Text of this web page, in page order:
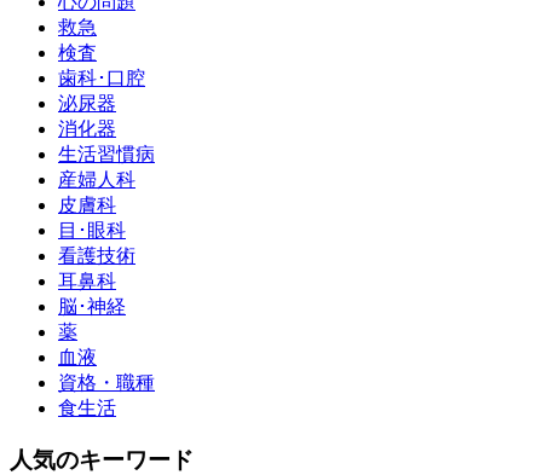
救急
検査
歯科･口腔
泌尿器
消化器
生活習慣病
産婦人科
皮膚科
目･眼科
看護技術
耳鼻科
脳･神経
薬
血液
資格・職種
食生活
人気のキーワード